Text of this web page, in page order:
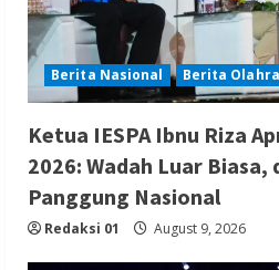
Berita Nasional Berita
Ketua IESPA Ibnu Riza
2026: Wadah Luar
Panggung Nasional
Redaksi 01 August 9, 2026